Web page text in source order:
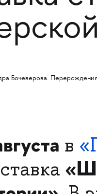
Бочеверова.
в